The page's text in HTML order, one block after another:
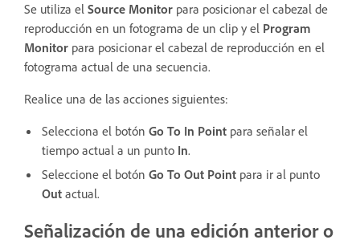
Se utiliza el Source Monitor para posicionar el cabezal de
reproducción en un fotograma de un clip y el Program
Monitor para posicionar el cabezal de reproducción en el
fotograma actual de una secuencia.
Realice una de las acciones siguientes:
Selecciona el botón Go To In Point para señalar el
tiempo actual a un punto In.
Seleccione el botón Go To Out Point para ir al punto
Out actual.
Señalización de una edición anterior o